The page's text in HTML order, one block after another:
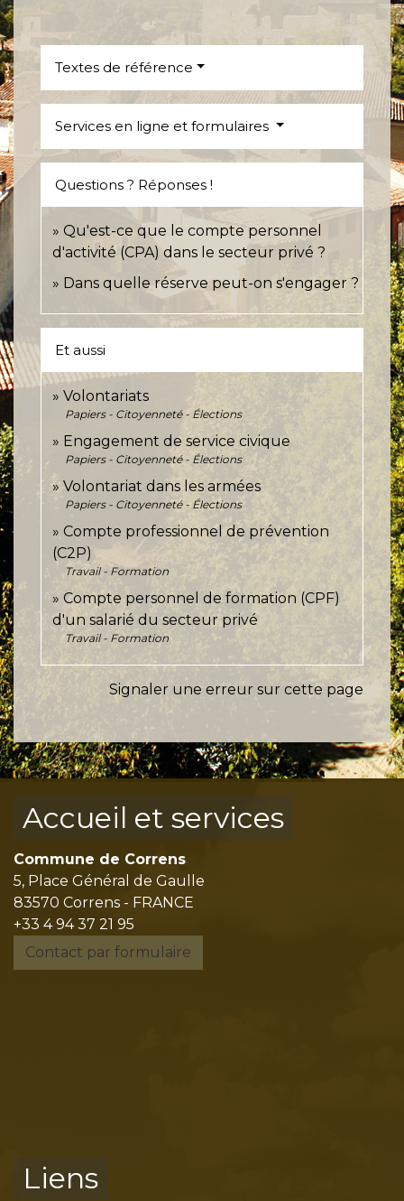
Textes de référence
Services en ligne et formulaires
Questions ? Réponses !
Qu'est-ce que le compte personnel
d'activité (CPA) dans le secteur privé ?
Dans quelle réserve peut-on s'engager ?
Et aussi
Volontariats
Papiers - Citoyenneté - Élections
Engagement de service civique
Papiers - Citoyenneté - Élections
Volontariat dans les armées
Papiers - Citoyenneté - Élections
Compte professionnel de prévention
(C2P)
Travail - Formation
Compte personnel de formation (CPF)
d'un salarié du secteur privé
Travail - Formation
Signaler une erreur sur cette page
Accueil et services
Commune de Correns
5, Place Général de Gaulle
83570 Correns - FRANCE
+33 4 94 37 21 95
Contact par formulaire
Liens